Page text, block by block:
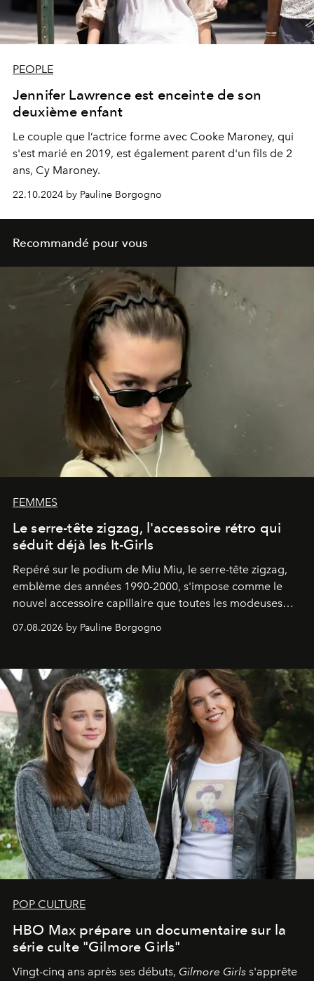
PEOPLE
Jennifer Lawrence est enceinte de son
deuxième enfant
Le couple que l’actrice forme avec Cooke Maroney, qui
s'est marié en 2019, est également parent d'un fils de 2
ans, Cy Maroney.
22.10.2024 by Pauline Borgogno
Recommandé pour vous
FEMMES
Le serre-tête zigzag, l'accessoire rétro qui
séduit déjà les It-Girls
Repéré sur le podium de Miu Miu, le serre-tête zigzag,
emblème des années 1990-2000, s'impose comme le
nouvel accessoire capillaire que toutes les modeuses
s'arrachent déjà.
07.08.2026 by Pauline Borgogno
POP CULTURE
HBO Max prépare un documentaire sur la
série culte "Gilmore Girls"
Vingt-cinq ans après ses débuts, Gilmore Girls s'apprête